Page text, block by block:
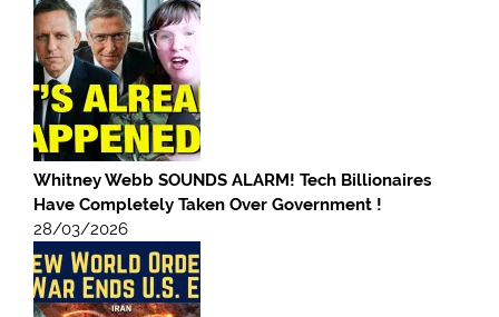
Whitney Webb SOUNDS ALARM! Tech Billionaires
Have Completely Taken Over Government !
28/03/2026